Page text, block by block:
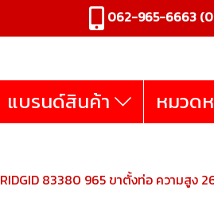
062-965-6663
แบรนด์สินค้า หมวด
RIDGID 83380 965 ขาตั้งท่อ ความสูง